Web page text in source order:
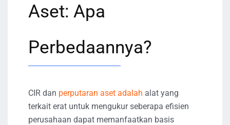
Aset: Apa
Perbedaannya?
CIR dan perputaran aset adalah alat yang
terkait erat untuk mengukur seberapa efisien
perusahaan dapat memanfaatkan basis